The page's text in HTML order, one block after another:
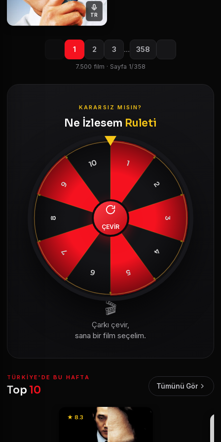
TR
1 2 3 … 358
7.500 film · Sayfa 1/358
KARARSIZ MISIN?
Ne İzlesem Ruleti
1
2
3
4
5
6
7
8
9
10
ÇEVİR
🎬
Çarkı çevir,
sana bir film seçelim.
TÜRKIYE'DE BU HAFTA
Top 10 Tümünü Gör
★ 8.3